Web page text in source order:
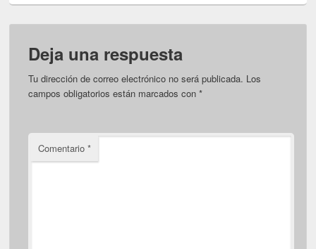
Deja una respuesta
Tu dirección de correo electrónico no será publicada. Los
campos obligatorios están marcados con*
Comentario*